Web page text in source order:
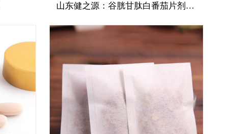
山东健之源：谷胱甘肽白番茄片剂代加工